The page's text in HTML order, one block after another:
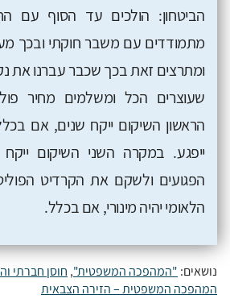
הביטחון: הולכים עד הסוף עם
מתמודדים עם משבר חוקתי ובכך
ומתרצים זאת בכך שכבר עברנו את
שעוצרים הכל ומשלמים מחיר
הראשון השיקום ייקח שנים, אם
ייפגע. במקרה השני השיקום
הפגועים ולשקם את הקרדיט
הלאומי יהיה מינורי, אם בכלל.
נושאים: "המהפכה המשפטית", חוסן חברתי
המהפכה המשפטית – הזירה הצבאית